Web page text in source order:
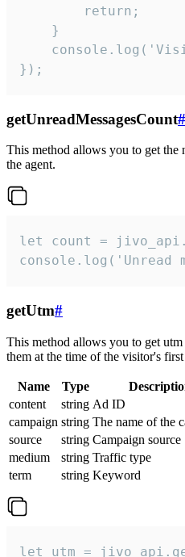
        return;
    }
});
getUnreadMessagesCount#
This method allows you to get the
the agent.
let count =
console.log('Unread
getUtm#
This method allows you to get
them at the time of the visitor's
Name Type
content
string Ad ID
campaign string The name of the
source
string Campaign source
medium
string Traffic type
term
string Keyword
let utm =